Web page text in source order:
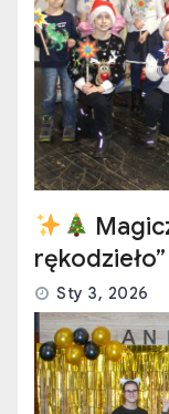
rękodzieło”
Sty 3, 2026